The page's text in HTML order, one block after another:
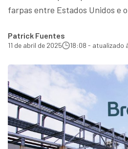
farpas entre Estados Unidos e
Patrick Fuentes
11 de abril de 2025 18:08 - atualizado